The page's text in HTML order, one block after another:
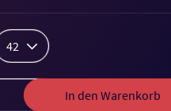
42
In den Warenkorb